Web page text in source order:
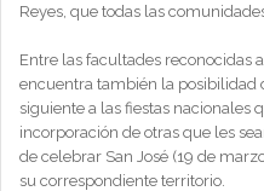
Reyes, que todas las
Entre las facultades reconocidas
encuentra también la posibilidad
siguiente a las fiestas nacionales
incorporación de otras que les
de celebrar San José (19 de
su correspondiente territorio.